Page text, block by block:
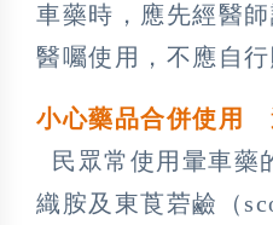
車藥時，應先經醫
醫囑使用，不應自行
小心藥品合併使用
民眾常使用暈車藥
織胺及東莨菪鹼（